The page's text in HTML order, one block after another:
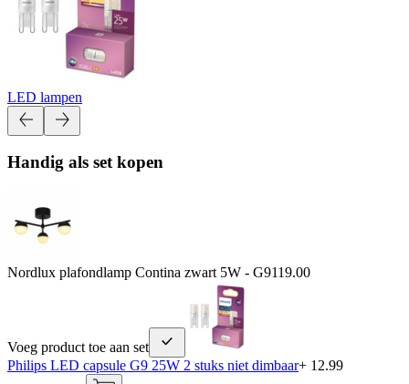
LED lampen
Handig als set kopen
Nordlux plafondlamp Contina zwart 5W - G9119.00
Voeg product toe aan set
Philips LED capsule G9 25W 2 stuks niet dimbaar+ 12.99